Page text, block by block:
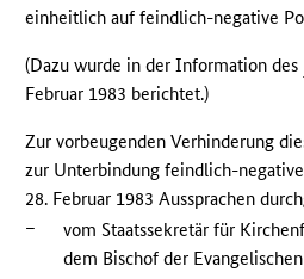
einheitlich auf feindlich-negative
(Dazu wurde in der Information des
Februar 1983 berichtet.)
Zur vorbeugenden Verhinderung
zur Unterbindung feindlich-
28. Februar 1983 Aussprachen
–
vom Staatssekretär für
dem Bischof der